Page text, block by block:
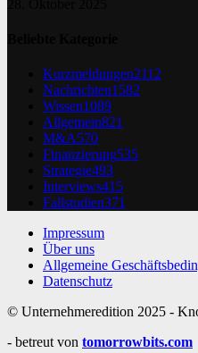
Kurzmeldungen2112
Nachrichten1582
Wissen1089
Allgemein821
M&A570
Finanzierung535
Strategie493
Interviews415
Fallstudien371
Impressum
Über uns
Allgemeine
Datenschutz
© Unternehmeredition 2025 -
- betreut von tomorrowbits.com